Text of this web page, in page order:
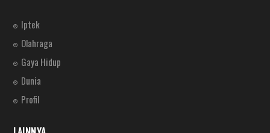
Iptek
Olahraga
Gaya Hidup
Dunia
Profil